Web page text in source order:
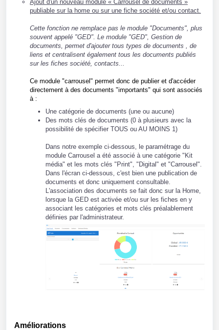
Ajout d'un nouveau module « Carrousel de documents »
publiable sur la home ou sur une fiche société et/ou contact.
Cette fonction ne remplace pas le module "Documents", plus
souvent appelé "GED". Le module "GED", Gestion de
documents, permet d'ajouter tous types de documents , de
liens et centralisent également tous les documents publiés
sur les fiches société, contacts...
Ce module "carrousel" permet donc de publier et d'accéder
directement à des documents "importants" qui sont associés
à :
Une catégorie de documents (une ou aucune)
Des mots clés de documents (0 à plusieurs avec la
possibilité de spécifier TOUS ou AU MOINS 1)
Dans notre exemple ci-dessous, le paramétrage du
module Carrousel a été associé à une catégorie "Kit
média" et les mots clés "Print", "Digital" et "Carrousel".
Dans l'écran ci-dessous, c'est bien une publication de
documents et donc uniquement consultable.
L'association des documents se fait donc sur la Home,
lorsque la GED est activée et/ou sur les fiches en y
associant les catégories et mots clés préalablement
définies par l'administrateur.
Améliorations